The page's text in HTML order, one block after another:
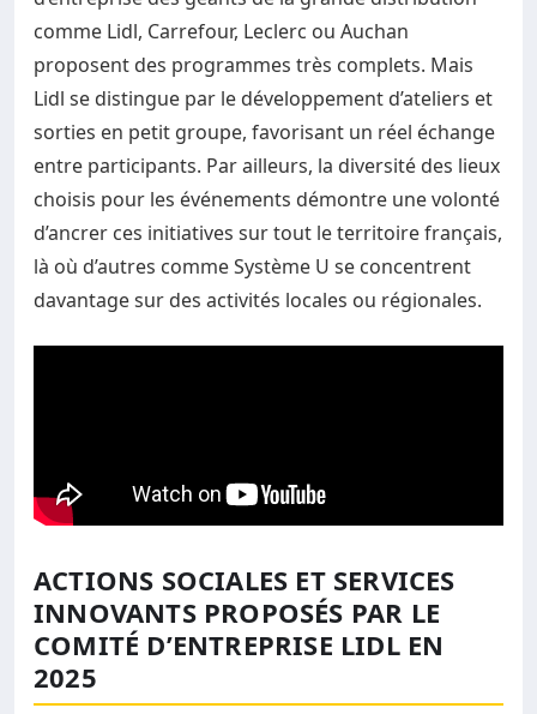
comme Lidl, Carrefour, Leclerc ou Auchan
proposent des programmes très complets. Mais
Lidl se distingue par le développement d’ateliers et
sorties en petit groupe, favorisant un réel échange
entre participants. Par ailleurs, la diversité des lieux
choisis pour les événements démontre une volonté
d’ancrer ces initiatives sur tout le territoire français,
là où d’autres comme Système U se concentrent
davantage sur des activités locales ou régionales.
ACTIONS SOCIALES ET SERVICES
INNOVANTS PROPOSÉS PAR LE
COMITÉ D’ENTREPRISE LIDL EN
2025